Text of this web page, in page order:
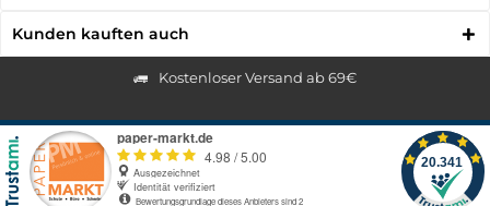
Kunden kauften auch
Kostenloser Versand ab 69€